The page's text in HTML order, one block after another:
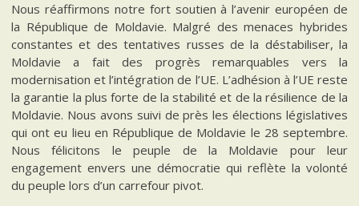
Nous réaffirmons notre fort soutien à l’avenir européen de
la République de Moldavie. Malgré des menaces hybrides
constantes et des tentatives russes de la déstabiliser, la
Moldavie a fait des progrès remarquables vers la
modernisation et l’intégration de l’UE. L’adhésion à l’UE reste
la garantie la plus forte de la stabilité et de la résilience de la
Moldavie. Nous avons suivi de près les élections législatives
qui ont eu lieu en République de Moldavie le 28 septembre.
Nous félicitons le peuple de la Moldavie pour leur
engagement envers une démocratie qui reflète la volonté
du peuple lors d’un carrefour pivot.